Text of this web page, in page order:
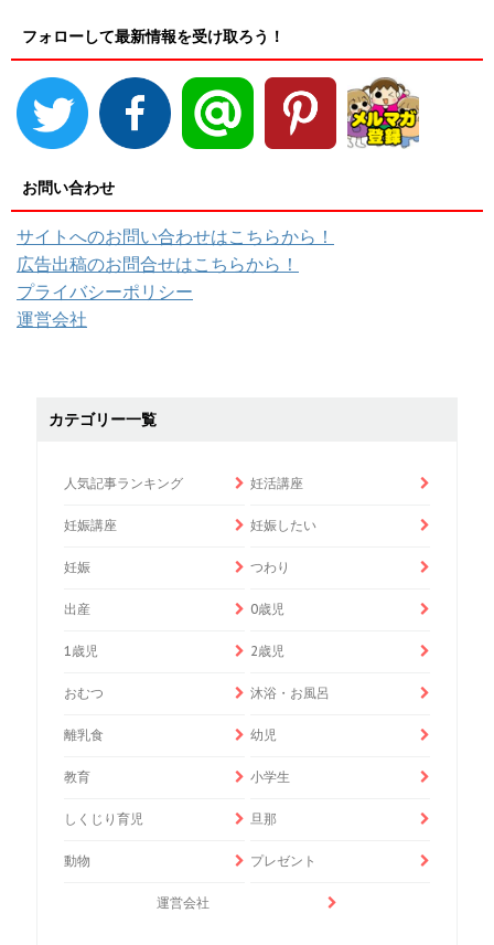
フォローして最新情報を受け取ろう！
お問い合わせ
サイトへのお問い合わせはこちらから！
広告出稿のお問合せはこちらから！
プライバシーポリシー
運営会社
カテゴリー一覧
人気記事ランキング 妊活講座
妊娠講座 妊娠したい
妊娠 つわり
出産 0歳児
1歳児 2歳児
おむつ 沐浴・お風呂
離乳食 幼児
教育 小学生
しくじり育児 旦那
動物 プレゼント
運営会社